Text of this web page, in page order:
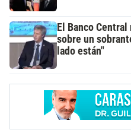
El Banco
sobre un
lado están"